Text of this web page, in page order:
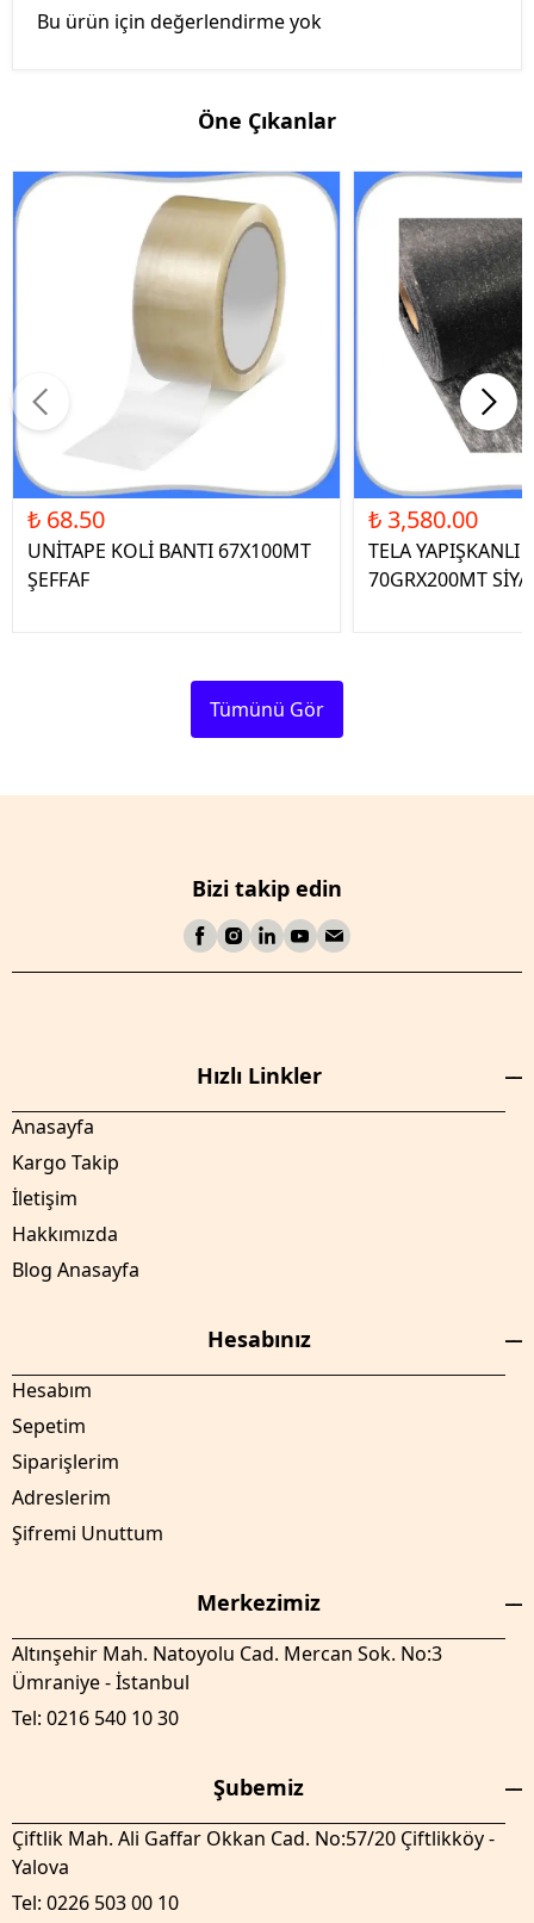
Bu ürün için değerlendirme yok
Öne Çıkanlar
₺ 68.50
UNİTAPE KOLİ BANTI 67X100MT
ŞEFFAF
₺ 3,580.00
TELA YAPIŞKANLI
70GRX200MT
Tümünü Gör
Bizi takip edin
Hızlı Linkler
Anasayfa
Kargo Takip
İletişim
Hakkımızda
Blog Anasayfa
Hesabınız
Hesabım
Sepetim
Siparişlerim
Adreslerim
Şifremi Unuttum
Merkezimiz
Altınşehir Mah. Natoyolu Cad. Mercan Sok. No:3
Ümraniye - İstanbul
Tel: 0216 540 10 30
Şubemiz
Çiftlik Mah. Ali Gaffar Okkan Cad. No:57/20 Çiftlikköy -
Yalova
Tel: 0226 503 00 10